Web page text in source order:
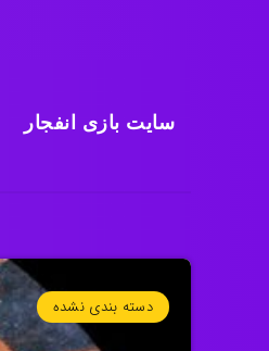
سایت بازی انفجار
دسته بندی نشده